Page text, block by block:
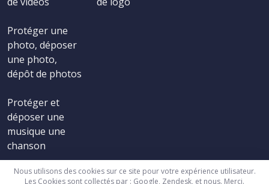
Protéger une
photo, déposer
une photo,
dépôt de photos
Protéger et
déposer une
musique une
chanson
Nous utilisons des cookies sur ce site pour votre expérience utilisateur.
Les Cookies sont collectés par : Google, Zendesk, et nous. Merci.